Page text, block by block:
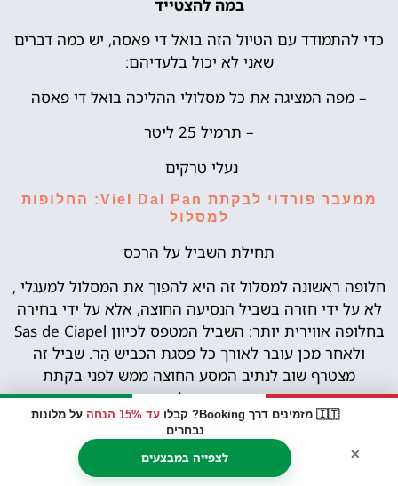
🇮🇹 מזמינים דרך Booking? קבלו עד 15% הנחה
על מלונות
נבחרים
לצפייה במבצעים ×
במה להצטייד
כדי להתמודד עם הטיול הזה בואל די פאסה, יש כמה דברים
שאני לא יכול בלעדיהם:
– מפה המציגה את כל מסלולי ההליכה בואל די פאסה
– תרמיל 25 ליטר
נעלי טרקים
ממעבר פורדוי לבקתת Viel Dal Pan: החלופות
למסלול
תחילת השביל על הרכס
חלופה ראשונה למסלול זה היא להפוך את המסלול למעגלי ,
לא על ידי חזרה בשביל הנסיעה החוצה, אלא על ידי בחירה
בחלופה אווירית יותר: השביל המטפס לכיוון Sas de Ciapel
ולאחר מכן עובר לאורך כל פסגת הכביש הַר. שביל זה
מצטרף שוב לנתיב המסע החוצה ממש לפני בקתת
פרדארולה.
אלטרנטיבה שנייה למסלול, מושלמת למי שלא רוצה לעלות
לפסו פורדוי ברכב, היא לצבור גובה על ידי שימוש תחילה
בגונדולה המובילה מקנאזיי לפקול ולאחר מכן ברכבל שמגיע